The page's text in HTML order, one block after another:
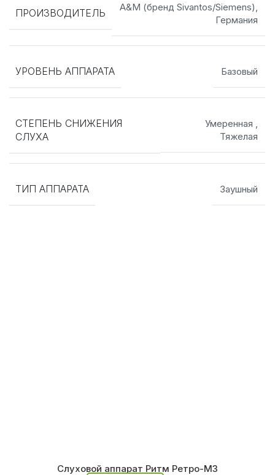
ПРОИЗВОДИТЕЛЬ
A&M (бренд Sivantos/Siemens),
Германия
УРОВЕНЬ АППАРАТА Базовый
СТЕПЕНЬ СНИЖЕНИЯ
СЛУХА
Умеренная ,
Тяжелая
ТИП АППАРАТА Заушный
Слуховой аппарат Ритм Ретро-М3